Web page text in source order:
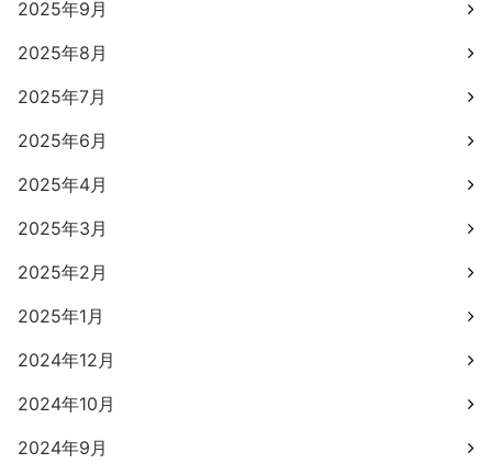
2025年9月
2025年8月
2025年7月
2025年6月
2025年4月
2025年3月
2025年2月
2025年1月
2024年12月
2024年10月
2024年9月